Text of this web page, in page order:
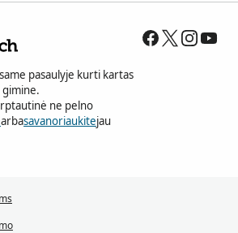
pasaulyje kurti kartas
gimine.
ne pelno
arbasavanoriaukitejau